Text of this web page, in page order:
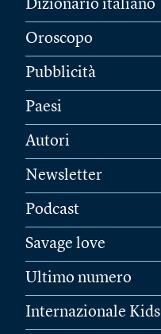
Dizionario italiano
Oroscopo
Pubblicità
Paesi
Autori
Newsletter
Podcast
Savage love
Ultimo numero
Internazionale Kids